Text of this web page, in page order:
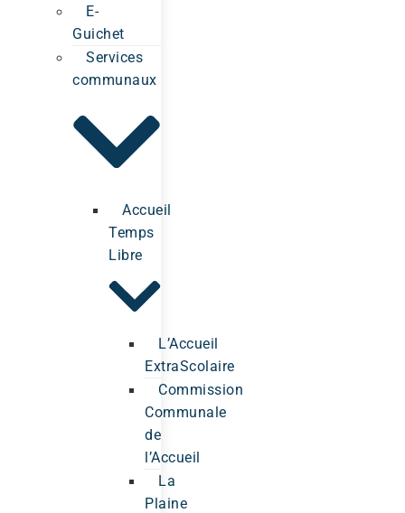
E-
Guichet
Services
communaux
Accueil
Temps
Libre
L’Accueil
ExtraScolaire
Commission
Communale
de
l’Accueil
La
Plaine